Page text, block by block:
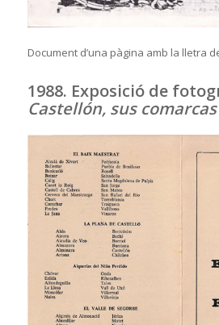
Document d’una pàgina amb la lletra
1988. Exposició de
Castellón, sus